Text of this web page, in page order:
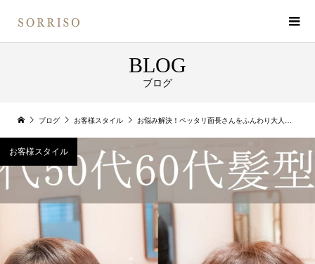
BLOG
ブログ
ブログ お客様スタイル お悩み解決！ペッタリ面長さんをふんわり大人ショートに変身！
お客様スタイル